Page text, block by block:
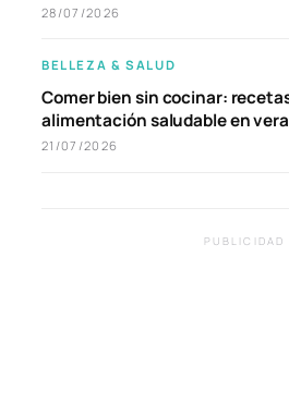
28/07/2026
BELLEZA & SALUD
Comer bien sin cocinar:
alimentación saludable en
21/07/2026
PUBLICIDAD